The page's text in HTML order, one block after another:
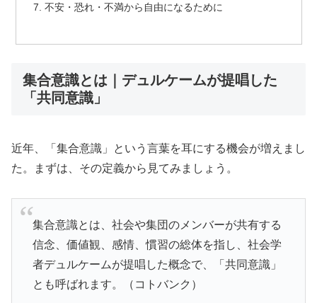
不安・恐れ・不満から自由になるために
集合意識とは｜デュルケームが提唱した
「共同意識」
近年、「集合意識」という言葉を耳にする機会が増えまし
た。まずは、その定義から見てみましょう。
集合意識とは、社会や集団のメンバーが共有する
信念、価値観、感情、慣習の総体を指し、社会学
者デュルケームが提唱した概念で、「共同意識」
とも呼ばれます。（コトバンク）